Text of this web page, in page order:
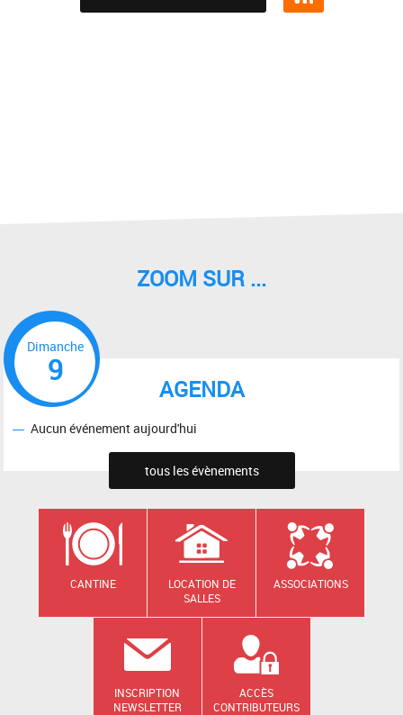
ZOOM SUR ...
AGENDA
Dimanche
9
Aucun événement aujourd'hui
tous les évènements
CANTINE
LOCATION DE
SALLES
ASSOCIATIONS
INSCRIPTION
NEWSLETTER
ACCÈS
CONTRIBUTEURS